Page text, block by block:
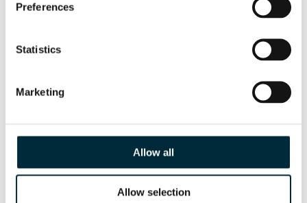
Preferences
Statistics
Marketing
Allow all
Allow selection
Produktdatenblatt HAG09